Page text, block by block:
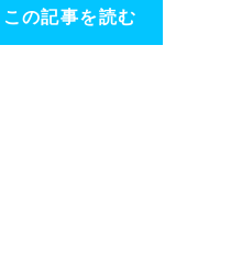
この記事を読む